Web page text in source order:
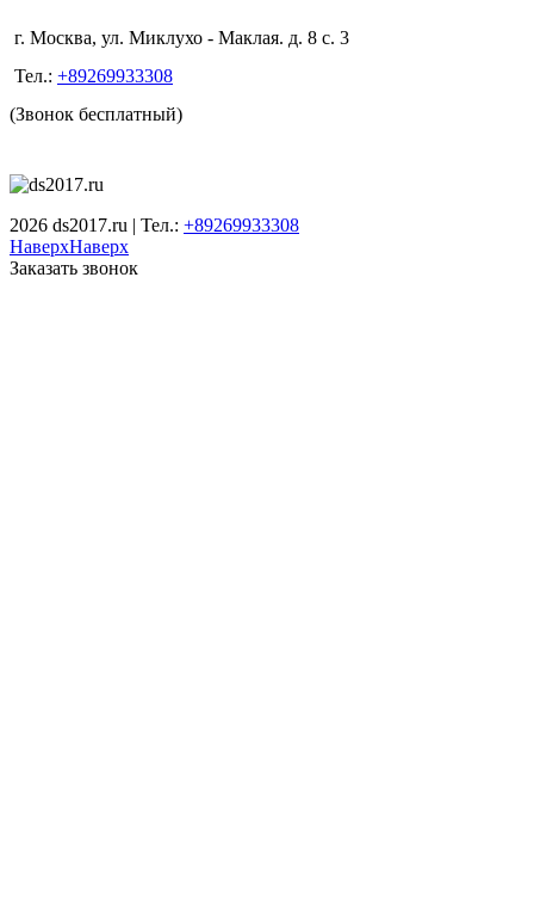
г. Москва, ул. Миклухо - Маклая. д. 8 с. 3
Тел.: +89269933308
(Звонок бесплатный)
2026 ds2017.ru | Тел.: +89269933308
НаверхНаверх
Заказать звонок